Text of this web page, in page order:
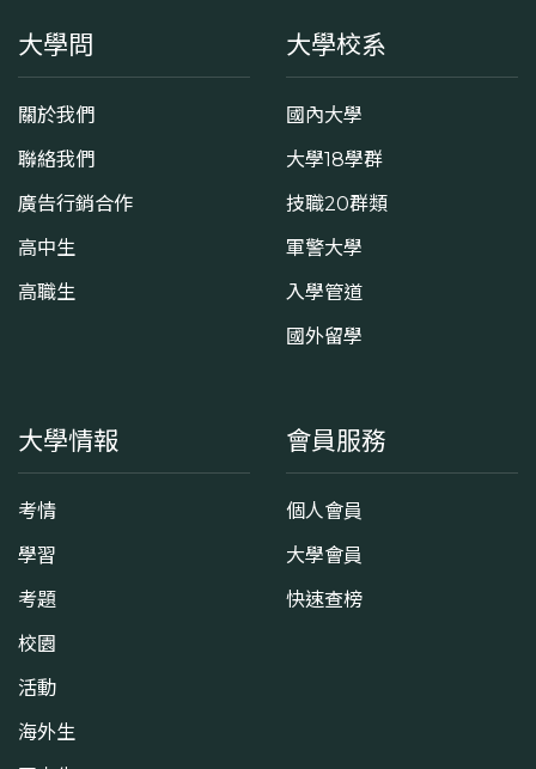
大學問
關於我們
聯絡我們
廣告行銷合作
高中生
高職生
大學校系
國內大學
大學18學群
技職20群類
軍警大學
入學管道
國外留學
大學情報
考情
學習
考題
校園
活動
海外生
會員服務
個人會員
大學會員
快速查榜